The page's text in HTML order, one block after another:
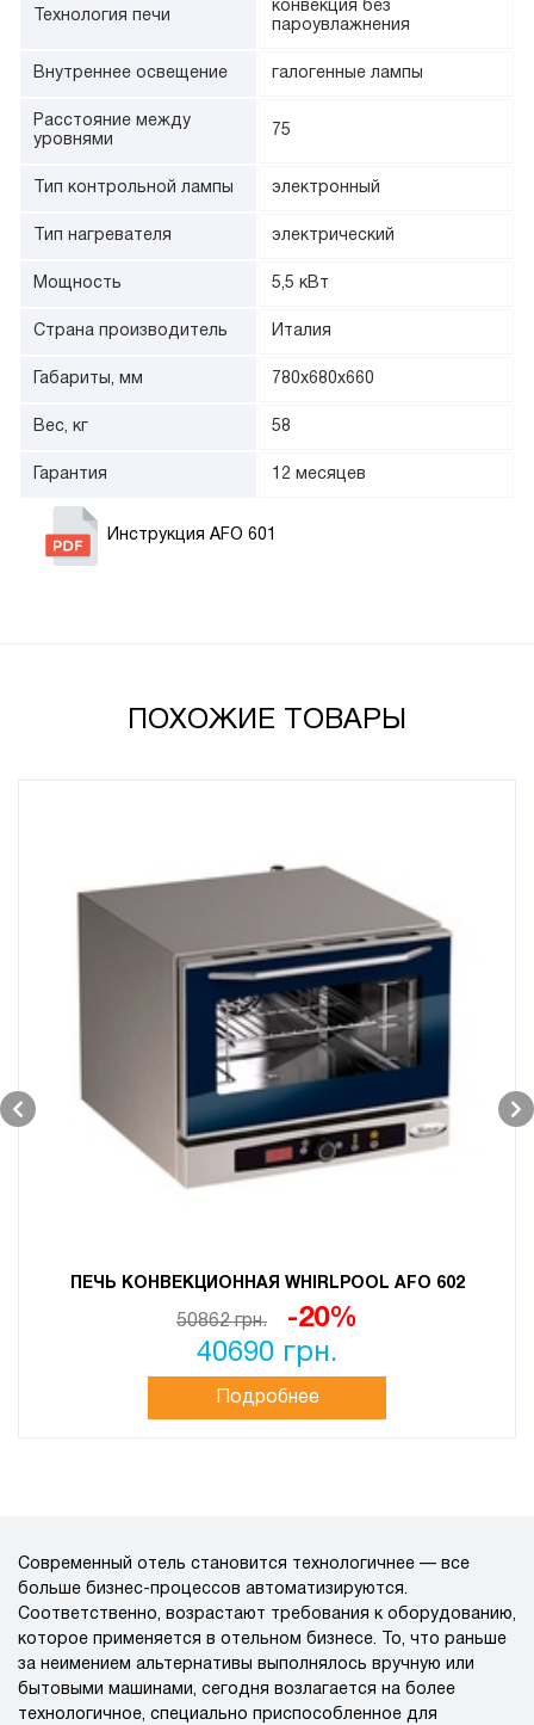
Технология печи
конвекция без
пароувлажнения
Внутреннее освещение галогенные лампы
Расстояние между
уровнями
75
Тип контрольной лампы электронный
Тип нагревателя электрический
Мощность 5,5 кВт
Страна производитель Италия
Габариты, мм 780х680х660
Вес, кг 58
Гарантия 12 месяцев
Инструкция AFO 601
ПОХОЖИЕ ТОВАРЫ
ПЕЧЬ КОНВЕКЦИОННАЯ WHIRLPOOL AFO 602
50862 грн.
-20%
40690 грн.
Подробнее
Современный отель становится технологичнее — все
больше бизнес-процессов автоматизируются.
Соответственно, возрастают требования к оборудованию,
которое применяется в отельном бизнесе. То, что раньше
за неимением альтернативы выполнялось вручную или
бытовыми машинами, сегодня возлагается на более
технологичное, специально приспособленное для